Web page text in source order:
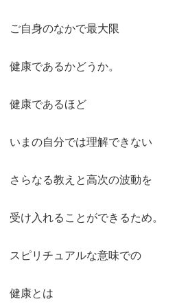
ご自身のなかで最大限
健康であるかどうか。
健康であるほど
いまの自分では理解できない
さらなる教えと高次の波動を
受け入れることができるため。
スピリチュアルな意味での
健康とは